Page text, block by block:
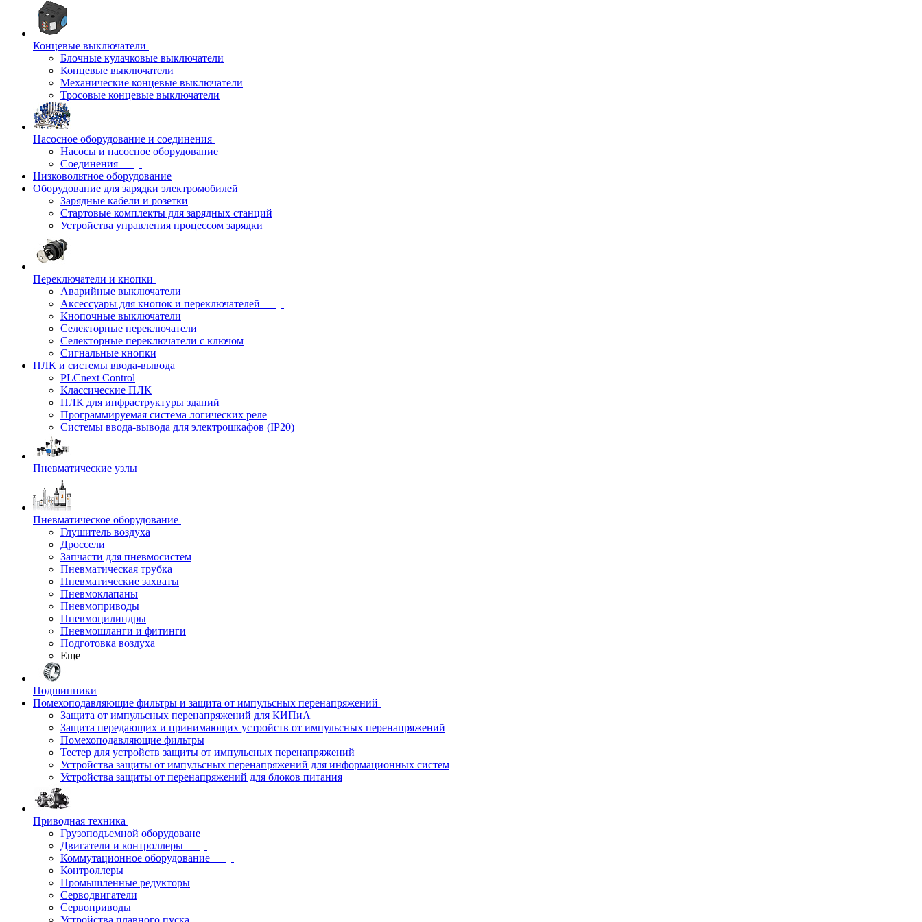
Концевые выключатели
Блочные кулачковые выключатели
Концевые выключатели
Механические концевые выключатели
Тросовые концевые выключатели
Насосное оборудование и соединения
Насосы и насосное оборудование
Соединения
Низковольтное оборудование
Оборудование для зарядки электромобилей
Зарядные кабели и розетки
Стартовые комплекты для зарядных станций
Устройства управления процессом зарядки
Переключатели и кнопки
Аварийные выключатели
Аксессуары для кнопок и переключателей
Кнопочные выключатели
Селекторные переключатели
Селекторные переключатели с ключом
Сигнальные кнопки
ПЛК и системы ввода-вывода
PLCnext Control
Классические ПЛК
ПЛК для инфраструктуры зданий
Программируемая система логических реле
Системы ввода-вывода для электрошкафов (IP20)
Пневматические узлы
Пневматическое оборудование
Глушитель воздуха
Дроссели
Запчасти для пневмосистем
Пневматическая трубка
Пневматические захваты
Пневмоклапаны
Пневмоприводы
Пневмоцилиндры
Пневмошланги и фитинги
Подготовка воздуха
Еще
Подшипники
Помехоподавляющие фильтры и защита от импульсных перенапряжений
Защита от импульсных перенапряжений для КИПиА
Защита передающих и принимающих устройств от импульсных перенапряжений
Помехоподавляющие фильтры
Тестер для устройств защиты от импульсных перенапряжений
Устройства защиты от импульсных перенапряжений для информационных систем
Устройства защиты от перенапряжений для блоков питания
Приводная техника
Грузоподъемной оборудоване
Двигатели и контроллеры
Коммутационное оборудование
Контроллеры
Промышленные редукторы
Серводвигатели
Сервоприводы
Устройства плавного пуска